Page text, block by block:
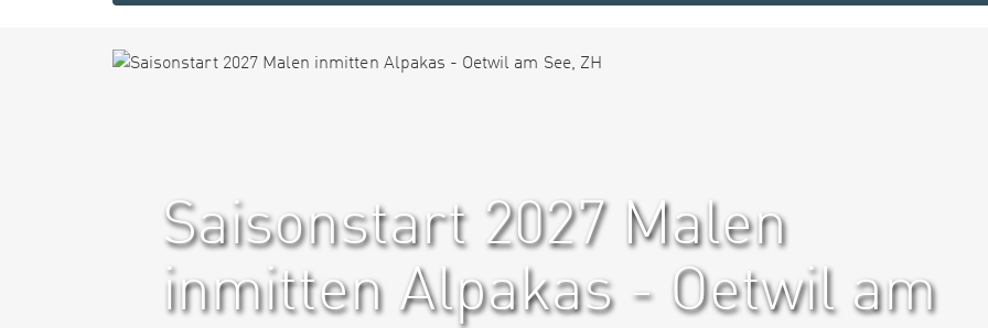
Saisonstart 2027 Malen
inmitten Alpakas - Oetwil am